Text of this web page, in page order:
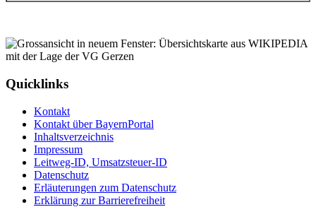
Quicklinks
Kontakt
Kontakt über BayernPortal
Inhaltsverzeichnis
Impressum
Leitweg-ID, Umsatzsteuer-ID
Datenschutz
Erläuterungen zum Datenschutz
Erklärung zur Barrierefreiheit